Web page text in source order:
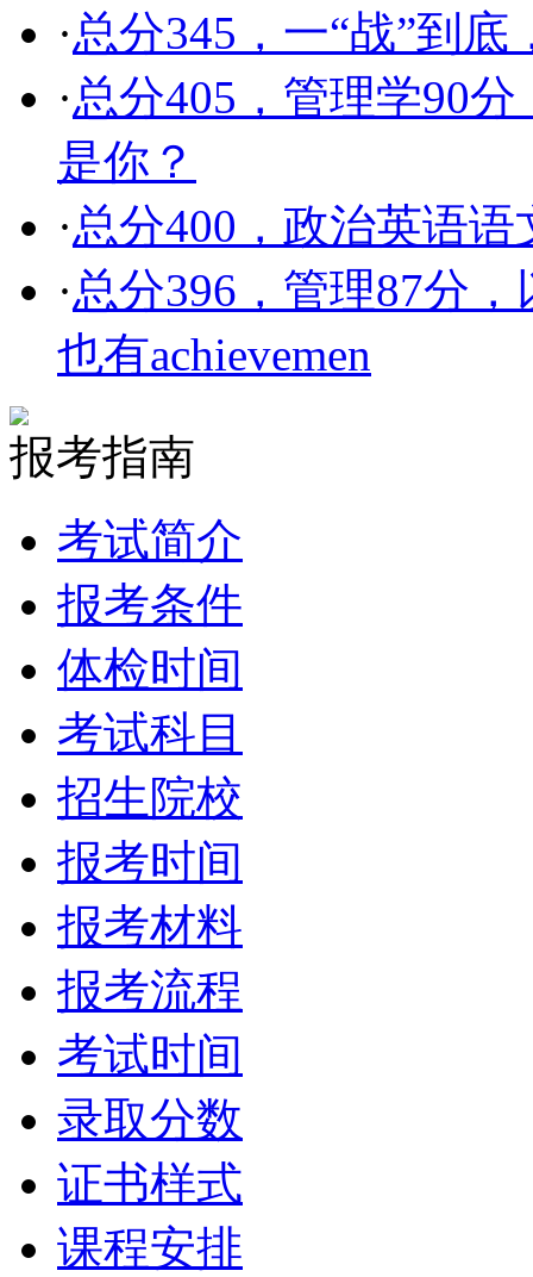
·总分345，一“战”到
·总分405，管理学90
是你？
·总分400，政治英语
·总分396，管理87分
也有achievemen
报考指南
考试简介
报考条件
体检时间
考试科目
招生院校
报考时间
报考材料
报考流程
考试时间
录取分数
证书样式
课程安排